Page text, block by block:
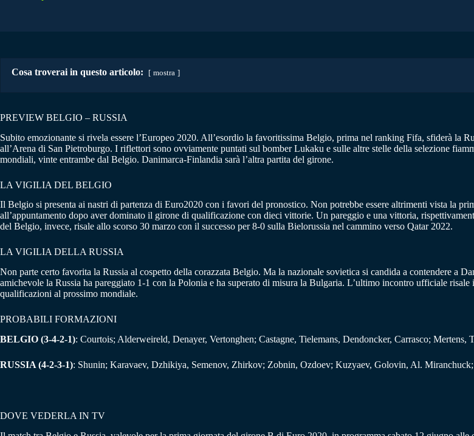
Cosa troverai in questo articolo: mostra
PREVIEW BELGIO – RUSSIA
Subito emozionante si rivela essere l’Europeo 2020. All’esordio la favoritissima Belgio, prima nel ranking Fifa, sfiderà la
all’Arena di San Pietroburgo. I riflettori sono ovviamente puntati sul bomber Lukaku e sulle altre stelle della selezione
mondiali, vinte entrambe dal Belgio. Danimarca-Finlandia sarà l’altra partita del girone.
LA VIGILIA DEL BELGIO
Il Belgio si presenta ai nastri di partenza di Euro2020 con i favori del pronostico. Non potrebbe essere altrimenti vista la
all’appuntamento dopo aver dominato il girone di qualificazione con dieci vittorie. Un pareggio e una vittoria,
del Belgio, invece, risale allo scorso 30 marzo con il successo per 8-0 sulla Bielorussia nel cammino verso Qatar 2022.
LA VIGILIA DELLA RUSSIA
Non parte certo favorita la Russia al cospetto della corazzata Belgio. Ma la nazionale sovietica si candida a contendere a
amichevole la Russia ha pareggiato 1-1 con la Polonia e ha superato di misura la Bulgaria. L’ultimo incontro ufficiale
qualificazioni al prossimo mondiale.
PROBABILI FORMAZIONI
BELGIO (3-4-2-1): Courtois; Alderweireld, Denayer, Vertonghen; Castagne, Tielemans, Dendoncker, Carrasco;
RUSSIA (4-2-3-1): Shunin; Karavaev, Dzhikiya, Semenov, Zhirkov; Zobnin, Ozdoev; Kuzyaev, Golovin, Al.
DOVE VEDERLA IN TV